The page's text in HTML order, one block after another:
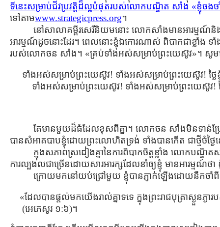
ទីនេះសម្រាប់ជីវប្រវត្ដិដ៏ល្អបំផុតរបស់លោកបណ្ឌិត សាំង «ខ្ញុំច
ទៅតាមwww.strategicpress.org។
នៅសាលាគម្ពីរសេរីនិយមនោះ លោកសាំងមានអារម្មណ៍និង
អារម្មណ៍ដូចនោះដែរ។ ពេលនោះខ្ញុំឯកោរណាស់ ពិបាកជាខ្លាំង ទ
របស់លោកចន សាំង។ «គ្រប់ទាំងអស់សម្រាប់ព្រះយេស៊ូវ»។ សូម
ទាំងអស់សម្រាប់ព្រះយេស៊ូវ! ទាំងអស់សម្រាប់ព្រះយេស៊ូវ! ថ្ង
ទាំងអស់សម្រាប់ព្រះយេស៊ូវ! ទាំងអស់សម្រាប់ព្រះយេស៊ូវ! ថ្
តែមានមួយដ៏ធំដែលខុសពីគ្នា។ លោកចន សាំងមិនទាន់ប្រែចិ
បានសំអាតបាបខ្ញុំដោយព្រះលោហិតទ្រង់ ទាំងបានកើត ជាថ្មីចំថ្ង
ក្នុងសភាពស្រដៀងគ្នានៃការពិបាកចិត្ដខ្លាំង លោកបណ្ឌិត
ការល្បងលជាច្រើនដោយសារអារក្សដែលនាំឲ្យខ្ញុំ មានអារម្មណ៍ថ
ក្រោយមកនៅយប់ជ្រៅមួយ ខ្ញុំបានភ្ញាក់ឡើងដោយនឹកចាំ
«ដែលបានផ្តល់មកយើងរាល់គ្នាទទេ ក្នុងព្រះរាជបុត្រាស្ងួនភ្ងា
(អេភេសូរ ១:៦)។